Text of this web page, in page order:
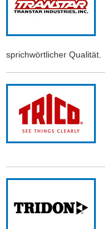
sprichwörtlicher Qualität.